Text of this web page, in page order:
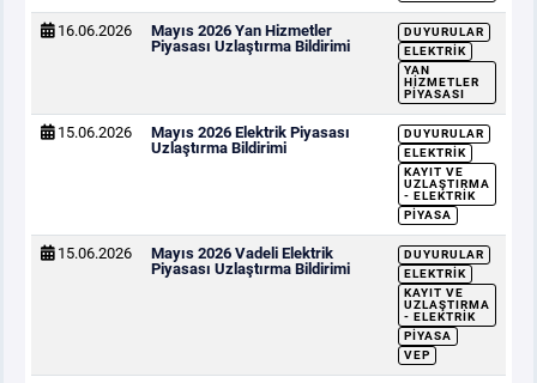
16.06.2026
Mayıs 2026 Yan Hizmetler
Piyasası Uzlaştırma Bildirimi
DUYURULAR
ELEKTRIK
YAN
HIZMETLER
PIYASASI
15.06.2026
Mayıs 2026 Elektrik Piyasası
Uzlaştırma Bildirimi
DUYURULAR
ELEKTRIK
KAYIT VE
UZLAŞTIRMA
- ELEKTRIK
PIYASA
15.06.2026
Mayıs 2026 Vadeli Elektrik
Piyasası Uzlaştırma Bildirimi
DUYURULAR
ELEKTRIK
KAYIT VE
UZLAŞTIRMA
- ELEKTRIK
PIYASA
VEP